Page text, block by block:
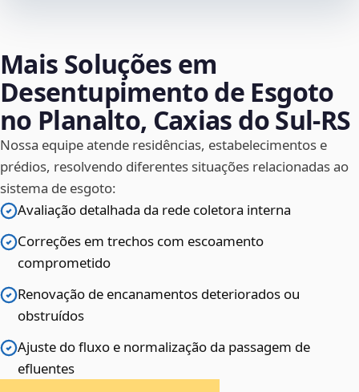
Mais Soluções em
Desentupimento de Esgoto
no Planalto, Caxias do Sul‑RS
Nossa equipe atende residências, estabelecimentos e
prédios, resolvendo diferentes situações relacionadas ao
sistema de esgoto:
Avaliação detalhada da rede coletora interna
Correções em trechos com escoamento
comprometido
Renovação de encanamentos deteriorados ou
obstruídos
Ajuste do fluxo e normalização da passagem de
efluentes